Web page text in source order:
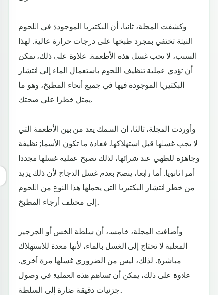
وكشفت المجلة، ثانيا، أن البكتيريا الموجودة في اللحوم
النيئة تختفي بمجرد طبخها على درجات حرارة عالية. لهذا
السبب، لا يجب غسل هذه الأطعمة. علاوة على ذلك، يمكن
أن تؤدي عملية تنظيف اللحوم باستعمال الماء إلى انتشار
البكتيريا الموجودة فيها في جميع أنحاء المطبخ، وهو ما
يمثل خطرا على صحتك.
وأوردت المجلة، ثالثا، أن السمك يعد من بين الأطعمة التي
لا يجب غسلها قبل استهلاكها. فعادة ما تكون الأسما; نظيفة
وجاهزة للطهي عند شرائها، لذلك تصبح عملية غسلها مجددا
أمرا ثانويا. أما رابعا، ينصح بعدم غسل الدجاج لأن ذلك يزيد
من خطر انتشار البكتيريا التي يحملها هذا النوع من اللحوم
إلى مختلف أرجاء المطبخ.
وأضافت المجلة، خامسا، أن سلطة الخس أو الجرجير
المعلبة لا تحتاج إلى الغسل بالماء، لأنها معدة للاستهلاك
مباشرة. لذلك، ليس من الضروري غسلها مرة أخرى.
علاوة على ذلك، يمكن أن تساهم هذه العملية في وصول
جزئيات دقيقة ضارة إلى السلطة.